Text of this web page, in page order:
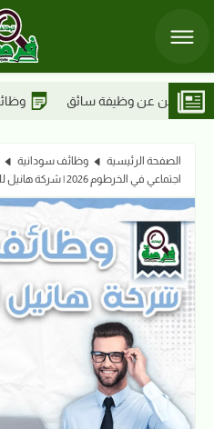
| مطلوب مدير فني في مصنع مياس للعطور ومستحضرات التجميل
الصفحة الرئيسية وظائف سودانية
اجتماعي في الخرطوم 2026 | شركة هانيل للتكنولوجيا